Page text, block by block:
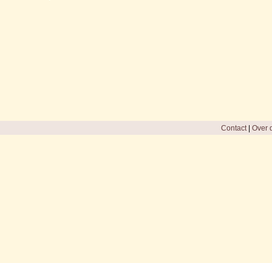
Contact| Over